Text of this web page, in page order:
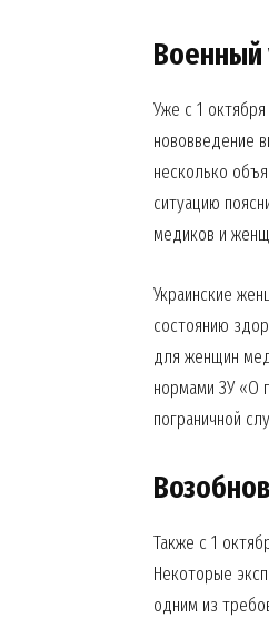
Военный
Уже с 1
нововведение
несколько
ситуацию
медиков и
Украинские
состоянию
для женщин
нормами ЗУ «О
пограничной
Также с 1
Некоторые
одним из